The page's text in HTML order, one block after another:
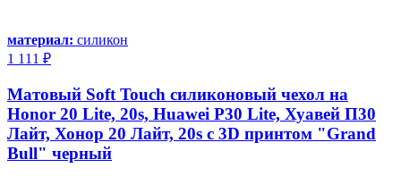
материал: силикон
1 111 ₽
Матовый Soft Touch силиконовый чехол на
Honor 20 Lite, 20s, Huawei P30 Lite, Хуавей П30
Лайт, Хонор 20 Лайт, 20s с 3D принтом "Grand
Bull" черный